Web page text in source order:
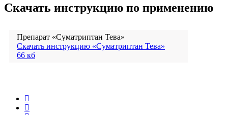
Скачать инструкцию по применению
Препарат «Суматриптан Тева»
Скачать инструкцию «Суматриптан Тева»
66 кб